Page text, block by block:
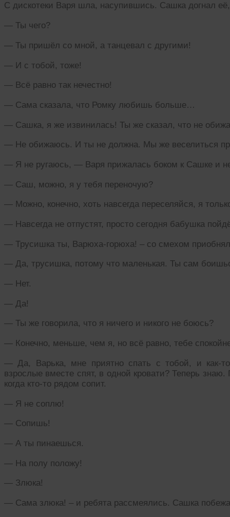
С дискотеки Варя шла, насупившись. Сашка догнал её,
— Ты чего?
— Ты пришёл со мной, а танцевал с другими!
— И с тобой, тоже!
— Всё равно так нечестно!
— Сама сказала, что Ромку любишь больше…
— Сашка, я же извинилась! Ты же сказал, что не
— Не обижаюсь. И ты не должна. Мы же веселиться
— Я не ругаюсь, — Варя прижалась боком к Сашке и
— Саш, можно, я у тебя переночую?
— Можно, конечно, хоть навсегда переселяйся, я
— Навсегда не отпустят, просто сегодня бабушка
— Трусишка ты, Варюха-горюха! – со смехом
— Да, трусишка, потому что маленькая. Ты сам
— Нет.
— Да!
— Ты же говорила, что я ничего и никого не боюсь?
— Конечно, меньше, чем я, но всё равно, тебе
— Да, Варька, мне приятно спать с тобой, и как-то
взрослые вместе спят, в одной кровати? Теперь
когда кто-то рядом сопит.
— Я не соплю!
— Сопишь!
— А ты пинаешься.
— На полу положу!
— Злюка!
— Сама злюка! – и ребята рассмеялись. Сашка